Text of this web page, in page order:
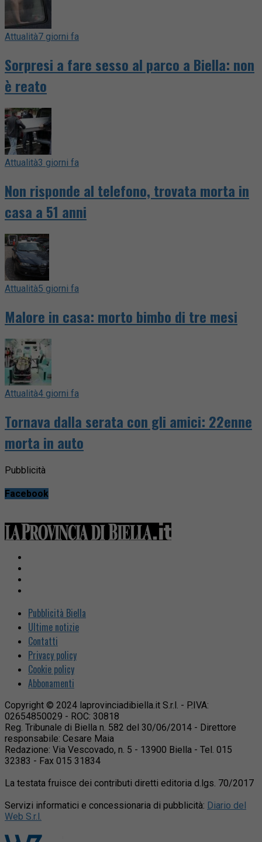
Attualità7 giorni fa
Sorpresi a fare sesso al parco a Biella: non
è reato
Attualità3 giorni fa
Non risponde al telefono, trovata morta in
casa a 51 anni
Attualità5 giorni fa
Malore in casa: morto bimbo di tre mesi
Attualità4 giorni fa
Tornava dalla serata con gli amici: 22enne
morta in auto
Pubblicità
Facebook
Pubblicità Biella
Ultime notizie
Contatti
Privacy policy
Cookie policy
Abbonamenti
Copyright © 2024 laprovinciadibiella.it S.r.l. - P.IVA:
02654850029 - ROC: 30818
Reg. Tribunale di Biella n. 582 del 30/06/2014 - Direttore
responsabile: Cesare Maia
Redazione: Via Vescovado, n. 5 - 13900 Biella - Tel. 015
32383 - Fax 015 31834
La testata fruisce dei contributi diretti editoria d.lgs. 70/2017
Servizi informatici e concessionaria di pubblicità: Diario del
Web S.r.l.